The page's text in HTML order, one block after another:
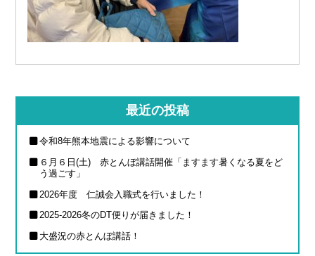
最近の投稿
令和8年熊本地震による影響について
６月６日(土) 赤とんぼ講話開催「ますます暑くなる夏をど
う過ごす」
2026年度 仁誠会入職式を行いました！
2025-2026冬のDT便りが届きました！
大盛況の赤とんぼ講話！